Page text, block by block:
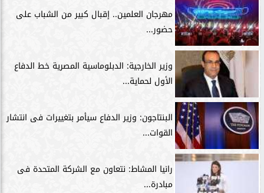
مهرجان العلمين.. إقبال كبير من الشباب على
حضور...
وزير الخارجية: الدبلوماسية المصرية خط الدفاع
الأول لحماية...
البنتاجون: وزير الدفاع سيأمر بتغييرات فى انتشار
القوات...
رانيا المشاط: نتعاون مع الشركة المتحدة فى
مبادرة...